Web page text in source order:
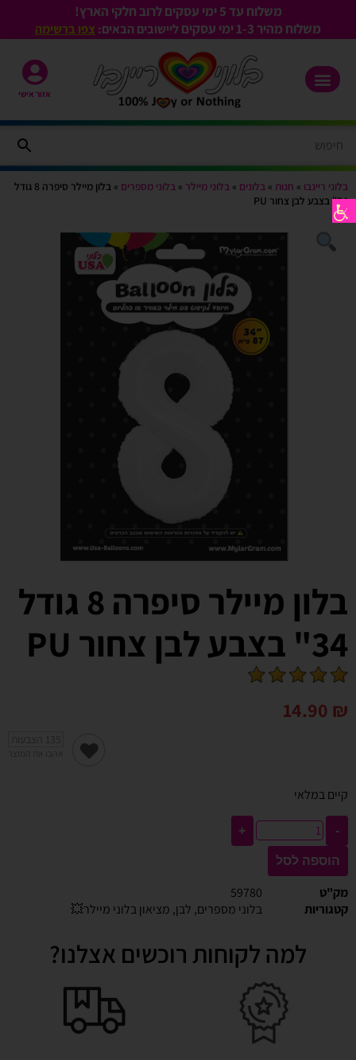
משלוח עד 5 ימי עסקים לרוב חלקי הארץ!
משלוח מהיר 1-3
ימי עסקים ליישובים הבאים: צפו ברשימה
אזור אישי
בלוני ריינבו » חנות » בלונים » בלוני מיילר » בלוני מספרים »
בלון מיילר סיפרה 8 גודל
34" בצבע לבן צחור PU
בלון מיילר סיפרה 8 גודל
34" בצבע לבן צחור PU
14.90 ₪
קיים במלאי
-
+
הוספה לסל
מק"ט
59780
קטגוריות
בלוני מספרים, לבן, מציאון בלוני מיילר💥
למה לקוחות רוכשים אצלנו?